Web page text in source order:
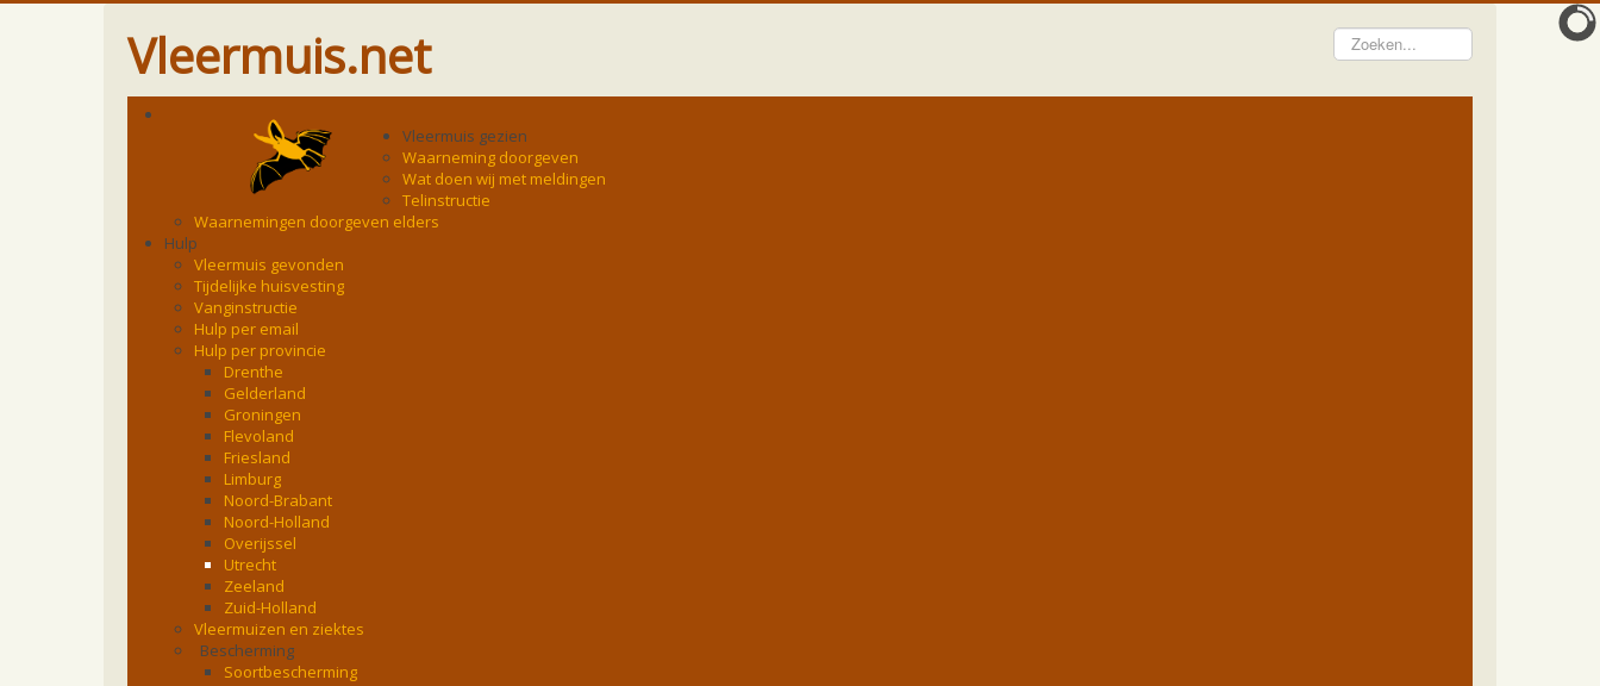
Vleermuis.net
Vleermuis gezien
Waarneming doorgeven
Wat doen wij met meldingen
Telinstructie
Waarnemingen doorgeven elders
Hulp
Vleermuis gevonden
Tijdelijke huisvesting
Vanginstructie
Hulp per email
Hulp per provincie
Drenthe
Gelderland
Groningen
Flevoland
Friesland
Limburg
Noord-Brabant
Noord-Holland
Overijssel
Utrecht
Zeeland
Zuid-Holland
Vleermuizen en ziektes
Bescherming
Soortbescherming